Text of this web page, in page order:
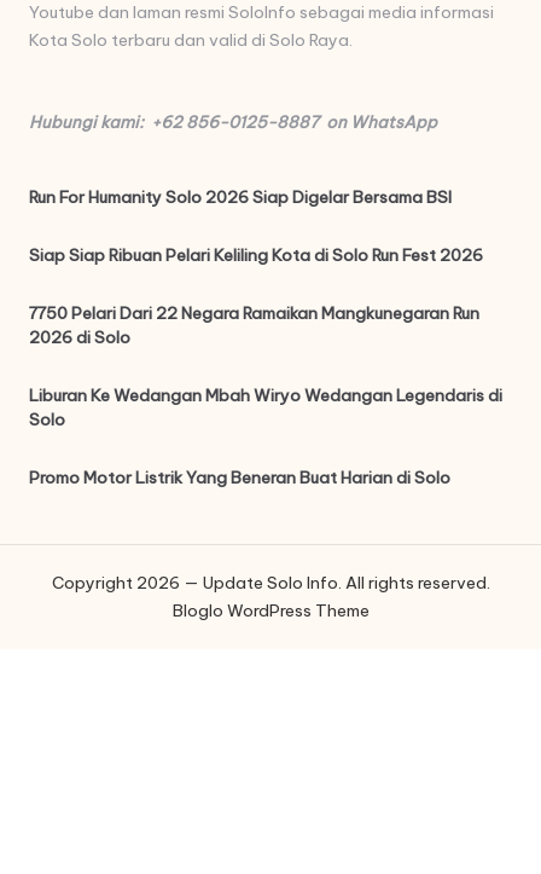
Youtube dan laman resmi SoloInfo sebagai media informasi
Kota Solo terbaru dan valid di Solo Raya.
Hubungi kami: +62 856-0125-8887 on WhatsApp
Run For Humanity Solo 2026 Siap Digelar Bersama BSI
Siap Siap Ribuan Pelari Keliling Kota di Solo Run Fest 2026
7750 Pelari Dari 22 Negara Ramaikan Mangkunegaran Run
2026 di Solo
Liburan Ke Wedangan Mbah Wiryo Wedangan Legendaris di
Solo
Promo Motor Listrik Yang Beneran Buat Harian di Solo
Copyright 2026 — Update Solo Info. All rights reserved.
Bloglo WordPress Theme